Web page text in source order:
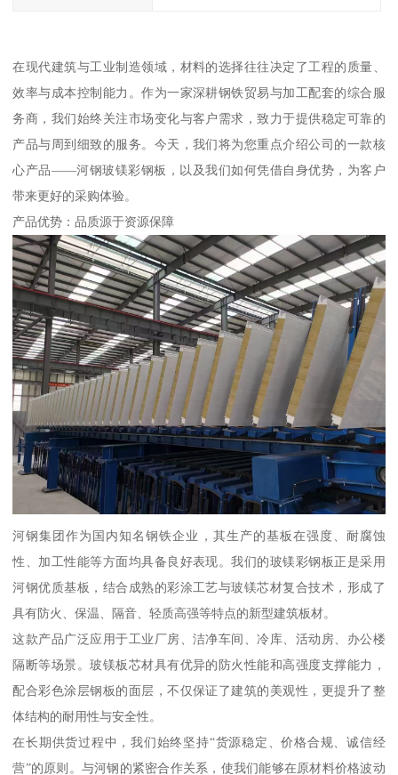
在现代建筑与工业制造领域，材料的选择往往决定了工程的质量、
效率与成本控制能力。作为一家深耕钢铁贸易与加工配套的综合服
务商，我们始终关注市场变化与客户需求，致力于提供稳定可靠的
产品与周到细致的服务。今天，我们将为您重点介绍公司的一款核
心产品——河钢玻镁彩钢板，以及我们如何凭借自身优势，为客户
带来更好的采购体验。
产品优势：品质源于资源保障
河钢集团作为国内知名钢铁企业，其生产的基板在强度、耐腐蚀
性、加工性能等方面均具备良好表现。我们的玻镁彩钢板正是采用
河钢优质基板，结合成熟的彩涂工艺与玻镁芯材复合技术，形成了
具有防火、保温、隔音、轻质高强等特点的新型建筑板材。
这款产品广泛应用于工业厂房、洁净车间、冷库、活动房、办公楼
隔断等场景。玻镁板芯材具有优异的防火性能和高强度支撑能力，
配合彩色涂层钢板的面层，不仅保证了建筑的美观性，更提升了整
体结构的耐用性与安全性。
在长期供货过程中，我们始终坚持“货源稳定、价格合规、诚信经
营”的原则。与河钢的紧密合作关系，使我们能够在原材料价格波动